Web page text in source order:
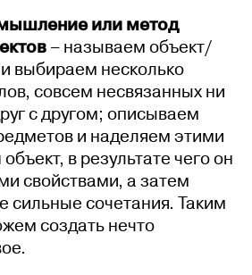
или метод
– называем объект/
выбираем несколько
совсем несвязанных ни
с другом; описываем
и наделяем этими
в результате чего он
свойствами, а затем
сочетания. Таким
создать нечто